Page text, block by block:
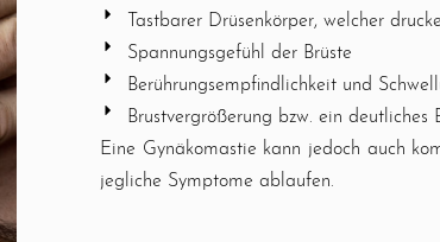
Tastbarer Drüsenkörper, welcher
Spannungsgefühl der Brüste
Berührungsempfindlichkeit und
Brustvergrößerung bzw. ein deutliches
Eine Gynäkomastie kann jedoch auch
jegliche Symptome ablaufen.